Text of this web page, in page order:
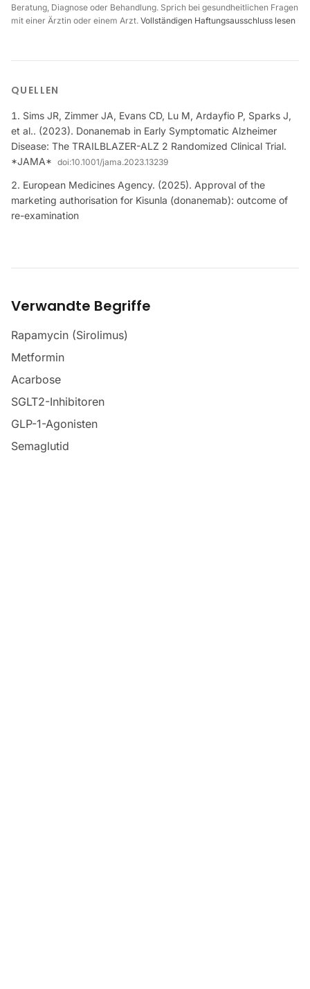
Beratung, Diagnose oder Behandlung. Sprich bei gesundheitlichen Fragen
mit einer Ärztin oder einem Arzt. Vollständigen Haftungsausschluss lesen
QUELLEN
Sims JR, Zimmer JA, Evans CD, Lu M, Ardayfio P, Sparks J,
et al.. (2023). Donanemab in Early Symptomatic Alzheimer
Disease: The TRAILBLAZER-ALZ 2 Randomized Clinical Trial.
*JAMA* doi:10.1001/jama.2023.13239
European Medicines Agency. (2025). Approval of the
marketing authorisation for Kisunla (donanemab): outcome of
re-examination
Verwandte Begriffe
Rapamycin (Sirolimus)
Metformin
Acarbose
SGLT2-Inhibitoren
GLP-1-Agonisten
Semaglutid